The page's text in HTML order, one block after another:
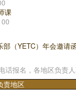
课
话报名，各地区负责
责地区